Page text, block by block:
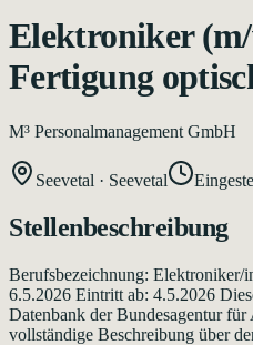
Elektroniker
Fertigung
M³ Personalmanagement GmbH
Seevetal · Seevetal
Stellenbeschreibung
Berufsbezeichnung:
6.5.2026 Eintritt ab: 4.5.2026
Datenbank der Bundesagentur
vollständige Beschreibung über